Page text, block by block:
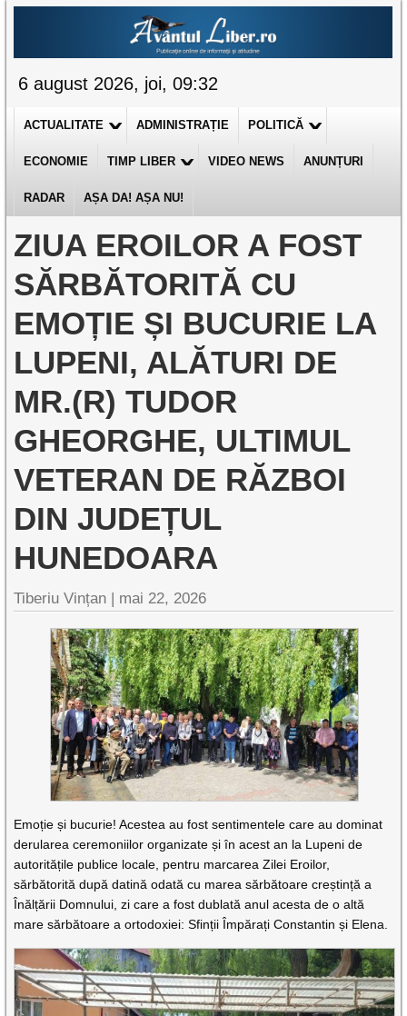
6 august 2026, joi, 09:32
ACTUALITATE ADMINISTRAȚIE POLITICĂ
ECONOMIE TIMP LIBER VIDEO NEWS ANUNȚURI
RADAR AȘA DA! AȘA NU!
ZIUA EROILOR A FOST
SĂRBĂTORITĂ CU
EMOȚIE ȘI BUCURIE LA
LUPENI, ALĂTURI DE
MR.(R) TUDOR
GHEORGHE, ULTIMUL
VETERAN DE RĂZBOI
DIN JUDEȚUL
HUNEDOARA
Tiberiu Vințan | mai 22, 2026
Emoție și bucurie! Acestea au fost sentimentele care au dominat
derularea ceremoniilor organizate și în acest an la Lupeni de
autoritățile publice locale, pentru marcarea Zilei Eroilor,
sărbătorită după datină odată cu marea sărbătoare creștință a
Înălțării Domnului, zi care a fost dublată anul acesta de o altă
mare sărbătoare a ortodoxiei: Sfinții Împărați Constantin și Elena.